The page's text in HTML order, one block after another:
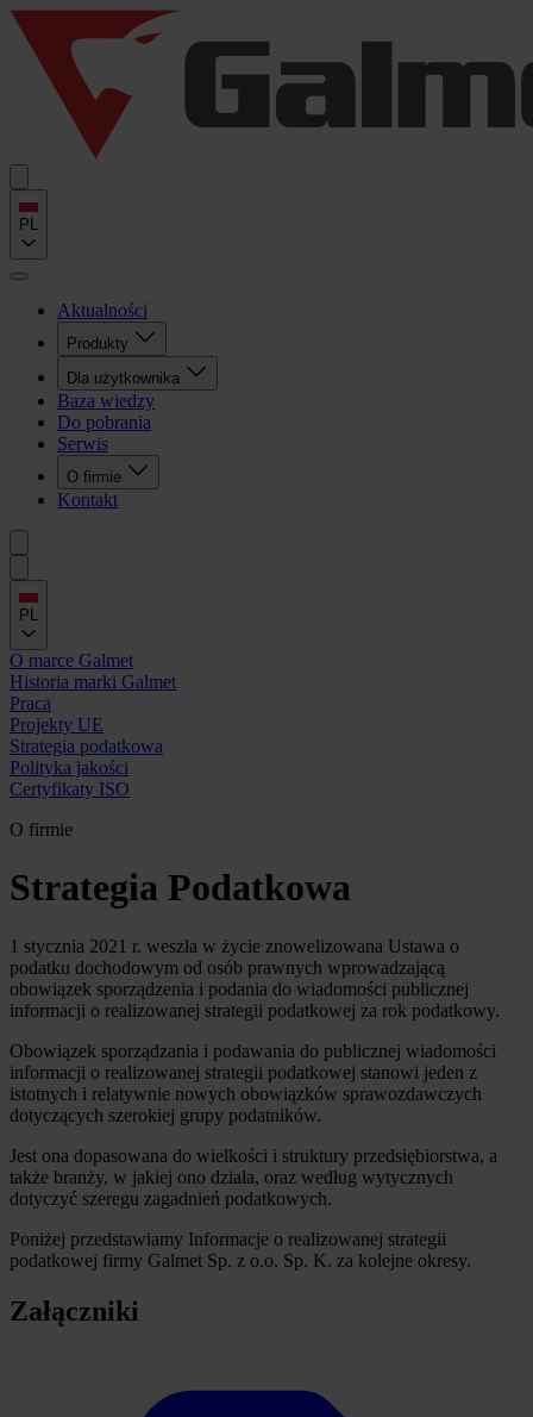
PL
Aktualności
Produkty
Dla użytkownika
Baza wiedzy
Do pobrania
Serwis
O firmie
Kontakt
PL
O marce Galmet
Historia marki Galmet
Praca
Projekty UE
Strategia podatkowa
Polityka jakości
Certyfikaty ISO
O firmie
Strategia Podatkowa
1 stycznia 2021 r. weszła w życie znowelizowana Ustawa o
podatku dochodowym od osób prawnych wprowadzającą
obowiązek sporządzenia i podania do wiadomości publicznej
informacji o realizowanej strategii podatkowej za rok podatkowy.
Obowiązek sporządzania i podawania do publicznej wiadomości
informacji o realizowanej strategii podatkowej stanowi jeden z
istotnych i relatywnie nowych obowiązków sprawozdawczych
dotyczących szerokiej grupy podatników.
Jest ona dopasowana do wielkości i struktury przedsiębiorstwa, a
także branży, w jakiej ono działa, oraz według wytycznych
dotyczyć szeregu zagadnień podatkowych.
Poniżej przedstawiamy Informacje o realizowanej strategii
podatkowej firmy Galmet Sp. z o.o. Sp. K. za kolejne okresy.
Załączniki